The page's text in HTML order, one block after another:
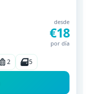
desde
€18
por día
2 5